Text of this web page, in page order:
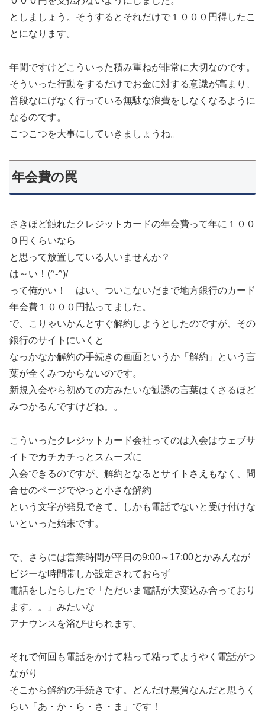
としましょう。そうするとそれだけで１０００円得したこ
とになります。
年間ですけどこういった積み重ねが非常に大切なのです。
そういった行動をするだけでお金に対する意識が高まり、
普段なにげなく行っている無駄な浪費をしなくなるように
なるのです。
こつこつを大事にしていきましょうね。
年会費の罠
さきほど触れたクレジットカードの年会費って年に１００
０円くらいなら
と思って放置している人いませんか？
は～い！(^-^)/
って俺かい！ はい、ついこないだまで地方銀行のカード
年会費１０００円払ってました。
で、こりゃいかんとすぐ解約しようとしたのですが、その
銀行のサイトにいくと
なっかなか解約の手続きの画面というか「解約」という言
葉が全くみつからないのです。
新規入会やら初めての方みたいな勧誘の言葉はくさるほど
みつかるんですけどね。。
こういったクレジットカード会社ってのは入会はウェブサ
イトでカチカチっとスムーズに
入会できるのですが、解約となるとサイトさえもなく、問
合せのページでやっと小さな解約
という文字が発見できて、しかも電話でないと受け付けな
いといった始末です。
で、さらには営業時間が平日の9:00～17:00とかみんなが
ビジーな時間帯しか設定されておらず
電話をしたらしたで「ただいま電話が大変込み合っており
ます。。」みたいな
アナウンスを浴びせられます。
それで何回も電話をかけて粘って粘ってようやく電話がつ
ながり
そこから解約の手続きです。どんだけ悪質なんだと思うく
らい「あ・か・ら・さ・ま」です！